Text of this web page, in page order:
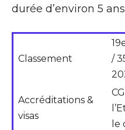
durée d’environ 5 ans
Classement
/
Accréditations &
visas
le